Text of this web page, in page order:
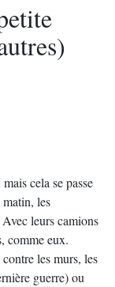
cela se passe
les
leurs camions
comme eux.
les murs, les
guerre) ou